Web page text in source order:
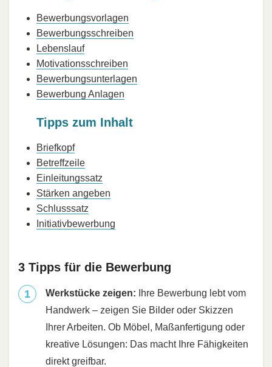
Bewerbungsvorlagen
Bewerbungsschreiben
Lebenslauf
Motivationsschreiben
Bewerbungsunterlagen
Bewerbung Anlagen
Tipps zum Inhalt
Briefkopf
Betreffzeile
Einleitungssatz
Stärken angeben
Schlusssatz
Initiativbewerbung
3 Tipps für die Bewerbung
Werkstücke zeigen: Ihre Bewerbung lebt vom
Handwerk – zeigen Sie Bilder oder Skizzen
Ihrer Arbeiten. Ob Möbel, Maßanfertigung oder
kreative Lösungen: Das macht Ihre Fähigkeiten
direkt greifbar.